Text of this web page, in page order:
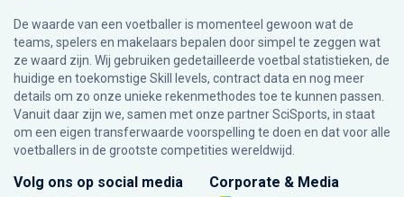
De waarde van een voetballer is momenteel gewoon wat de
teams, spelers en makelaars bepalen door simpel te zeggen wat
ze waard zijn. Wij gebruiken gedetailleerde voetbal statistieken, de
huidige en toekomstige Skill levels, contract data en nog meer
details om zo onze unieke rekenmethodes toe te kunnen passen.
Vanuit daar zijn we, samen met onze partner SciSports, in staat
om een eigen transferwaarde voorspelling te doen en dat voor alle
voetballers in de grootste competities wereldwijd.
Volg ons op social media Corporate & Media